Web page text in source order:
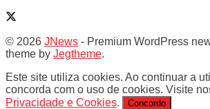
© 2026 JNews - Premium WordPress
theme by Jegtheme.
Este site utiliza cookies. Ao continuar a
concorda com o uso de cookies. Visite
Privacidade e Cookies. Concordo